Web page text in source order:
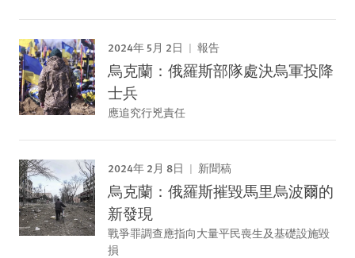
2024年 5月 2日 報告
烏克蘭：俄羅斯部隊處決烏軍投降
士兵
應追究行兇責任
2024年 2月 8日 新聞稿
烏克蘭：俄羅斯摧毀馬里烏波爾的
新發現
戰爭罪調查應指向大量平民喪生及基礎設施毀
損